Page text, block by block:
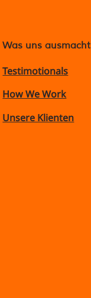
Was uns ausmacht
Testimotionals
How We Work
Unsere Klienten